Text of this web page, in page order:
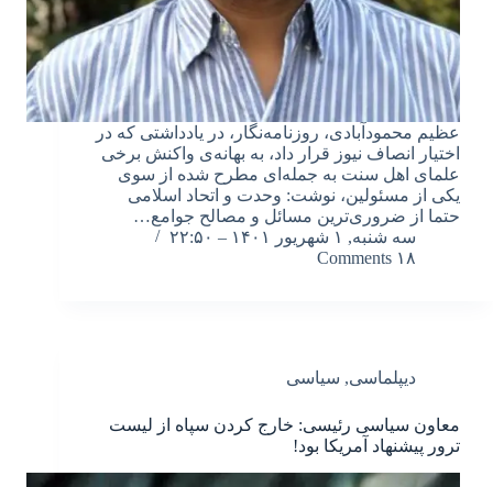
عظیم محمودآبادی، روزنامه‌نگار، در یادداشتی که در
اختیار انصاف نیوز قرار داد، به بهانه‌ی واکنش برخی
علمای اهل سنت به جمله‌ای مطرح شده از سوی
یکی از مسئولین، نوشت: وحدت و اتحاد اسلامی
حتما از ضروری‌ترین مسائل و مصالح جوامع…
سه شنبه, ۱ شهریور ۱۴۰۱ – ۲۲:۵۰
۱۸ Comments
دیپلماسی, سیاسی
معاون سیاسی رئیسی: خارج کردن سپاه از لیست
ترور پیشنهاد آمریکا بود!